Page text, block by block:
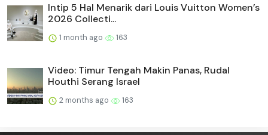
Intip 5 Hal Menarik dari Louis Vuitton Women’s
2026 Collecti...
1 month ago 163
Video: Timur Tengah Makin Panas, Rudal
Houthi Serang Israel
2 months ago 163